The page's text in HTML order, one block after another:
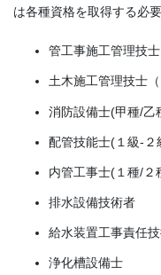
は各種資格を取得する必
管工事施工管理技士
土木施工管理技士（
消防設備士(甲種/乙
配管技能士(１級-２
内管工事士(１種/２
排水設備技術者
給水装置工事責任
浄化槽設備士